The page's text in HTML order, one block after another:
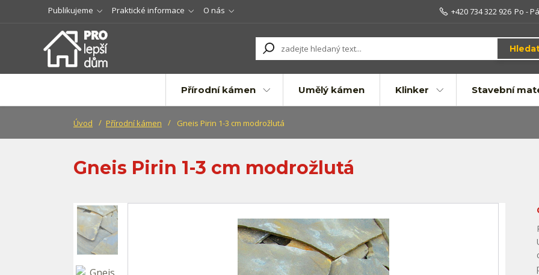
Publikujeme Praktické informace O nás +420 734 322 926 Po -
Přírodní kámen Umělý kámen Klinker Stavební
Úvod Přírodní kámen Gneis Pirin 1-3 cm modrožlutá
Gneis Pirin 1-3 cm modrožlutá